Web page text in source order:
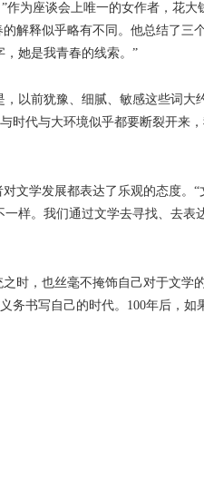
为座谈会上唯一的女作者，花
解释似乎略有不同。他总结了
她是我青春的线索。”
前犹豫、细腻、敏感这些词大
代与大环境似乎都要断裂开来
学发展都表达了乐观的态度。
样。我们通过文学去寻找、去表
，也丝毫不掩饰自己对于文学
书写自己的时代。100年后，